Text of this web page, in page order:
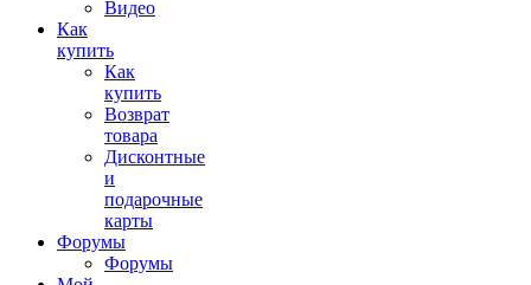
Видео
Как
купить
Как
купить
Возврат
товара
Дисконтные
и
подарочные
карты
Форумы
Форумы